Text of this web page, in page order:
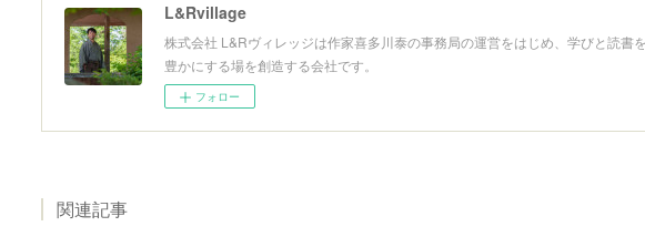
L&Rvillage
株式会社 L&Rヴィレッジは作家喜多川泰の事務局の運営をはじめ、学びと読書
豊かにする場を創造する会社です。
フォロー
関連記事